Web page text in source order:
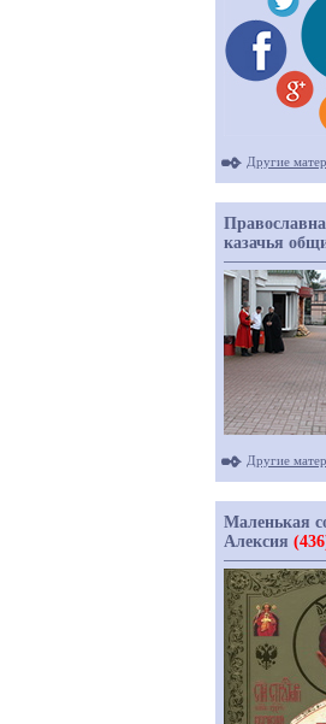
Другие
казачья
Другие
Маленькая
Алексия